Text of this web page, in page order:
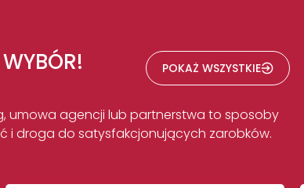
POKAŻ WSZYSTKIE
umowa agencji lub partnerstwa to sposoby
i droga do satysfakcjonujących zarobków.